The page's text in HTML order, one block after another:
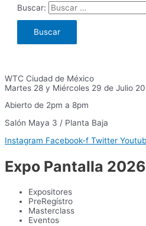
Buscar:
WTC Ciudad de México
Martes 28 y Miércoles 29 de Julio
Abierto de 2pm a 8pm
Salón Maya 3 / Planta Baja
Instagram Facebook-f Twitter
Expo Pantalla 2026
Expositores
PreRegístro
Masterclass
Eventos